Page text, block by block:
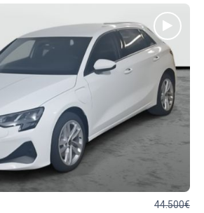
44.500€